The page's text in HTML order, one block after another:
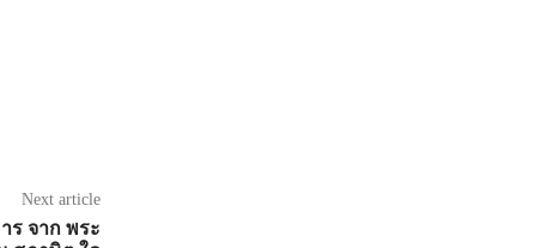
Next article
ร จาก พระ